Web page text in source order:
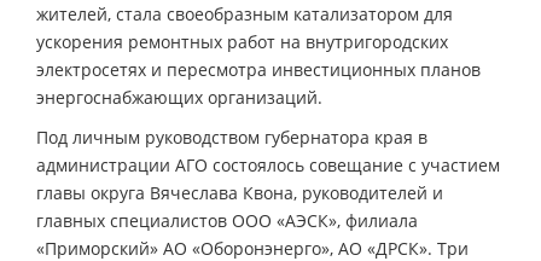
жителей, стала своеобразным катализатором для
ускорения ремонтных работ на внутригородских
электросетях и пересмотра инвестиционных планов
энергоснабжающих организаций.
Под личным руководством губернатора края в
администрации АГО состоялось совещание с участием
главы округа Вячеслава Квона, руководителей и
главных специалистов ООО «АЭСК», филиала
«Приморский» АО «Оборонэнерго», АО «ДРСК». Три